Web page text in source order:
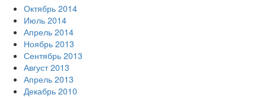
Октябрь 2014
Июль 2014
Апрель 2014
Ноябрь 2013
Сентябрь 2013
Август 2013
Апрель 2013
Декабрь 2010